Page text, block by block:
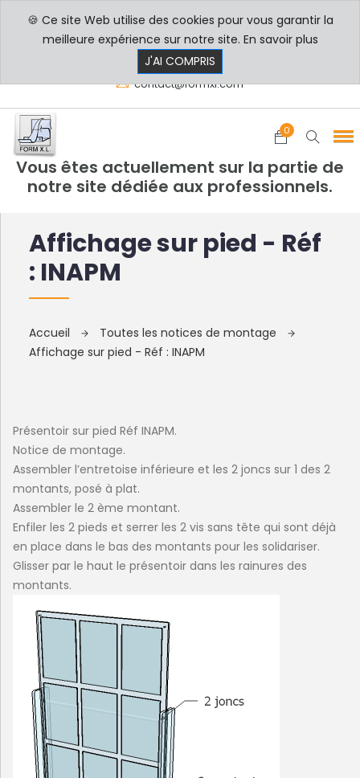
PROFESSIONNELS PARTICULIERS
contact@formxl.com
0
Vous êtes actuellement sur la partie de
notre site dédiée aux professionnels.
Affichage sur pied - Réf
: INAPM
Accueil
Toutes les notices de montage
Affichage sur pied - Réf : INAPM
Présentoir sur pied Réf INAPM.
Notice de montage.
Assembler l’entretoise inférieure et les 2 joncs sur 1 des 2
montants, posé à plat.
Assembler le 2 ème montant.
Enfiler les 2 pieds et serrer les 2 vis sans tête qui sont déjà
en place dans le bas des montants pour les solidariser.
Glisser par le haut le présentoir dans les rainures des
montants.
🍪 Ce site Web utilise des cookies pour vous garantir la
meilleure expérience sur notre site. En savoir plus
J'AI COMPRIS